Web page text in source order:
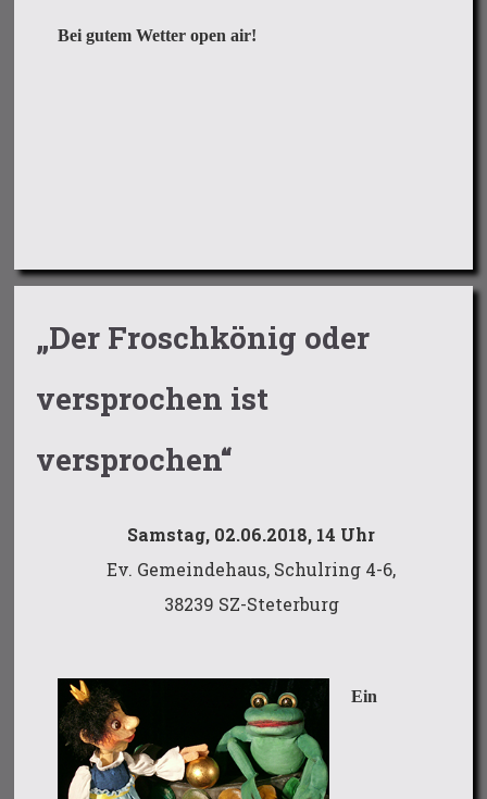
Bei gutem Wetter open air!
„Der Froschkönig oder
versprochen ist
versprochen“
Samstag, 02.06.2018, 14 Uhr
Ev. Gemeindehaus, Schulring 4-6,
38239 SZ-Steterburg
Ein